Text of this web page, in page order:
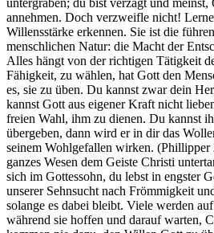
untergraben; du bist verzagt und
annehmen. Doch verzweifle nicht!
Willensstärke erkennen. Sie ist die
menschlichen Natur: die Macht der
Alles hängt von der richtigen Tätigkeit
Fähigkeit, zu wählen, hat Gott den
es, sie zu üben. Du kannst zwar dein
kannst Gott aus eigener Kraft nicht
freien Wahl, ihm zu dienen. Du kannst
übergeben, dann wird er in dir das
seinem Wohlgefallen wirken.
ganzes Wesen dem Geiste Christi
sich im Gottessohn, du lebst in engster
unserer Sehnsucht nach Frömmigkeit
solange es dabei bleibt. Viele werden
während sie hoffen und darauf warten,